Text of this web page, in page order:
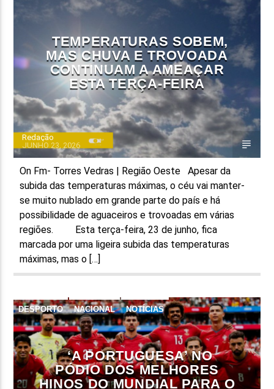
TEMPERATURAS SOBEM,
MAS CHUVA E TROVOADA
CONTINUAM A AMEAÇAR
ESTA TERÇA-FEIRA
Redação
JUNHO 23, 2026
On Fm- Torres Vedras | Região Oeste Apesar da
subida das temperaturas máximas, o céu vai manter-
se muito nublado em grande parte do país e há
possibilidade de aguaceiros e trovoadas em várias
regiões. Esta terça-feira, 23 de junho, fica
marcada por uma ligeira subida das temperaturas
máximas, mas o […]
DESPORTO NACIONAL NOTÍCIAS
‘A PORTUGUESA’ NO
PÓDIO DOS MELHORES
HINOS DO MUNDIAL PARA O